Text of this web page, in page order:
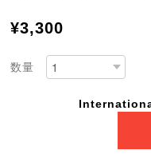
¥3,300
数量